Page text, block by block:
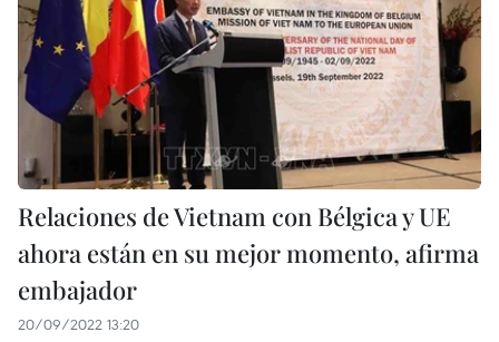
Relaciones de Vietnam con Bélgica y UE
ahora están en su mejor momento, afirma
embajador
20/09/2022 13:20